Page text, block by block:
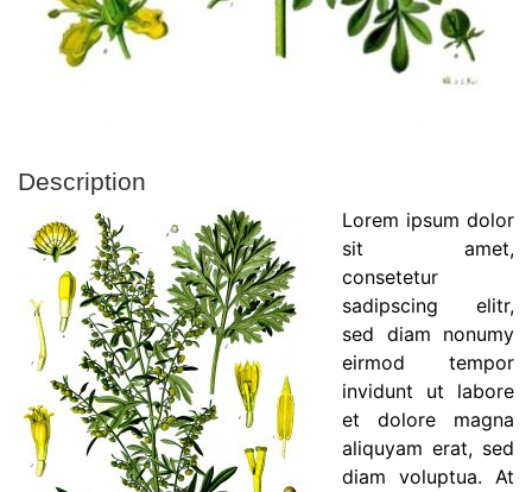
Description
Lorem ipsum dolor
sit amet,
consetetur
sadipscing elitr,
sed diam nonumy
eirmod tempor
invidunt ut labore
et dolore magna
aliquyam erat, sed
diam voluptua. At